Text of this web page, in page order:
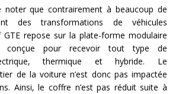
que contrairement à beaucoup de
des transformations de véhicules
repose sur la plate-forme modulaire
pour recevoir tout type de
thermique et hybride. Le
de la voiture n’est donc pas impactée
Ainsi, le coffre n’est pas réduit suite à